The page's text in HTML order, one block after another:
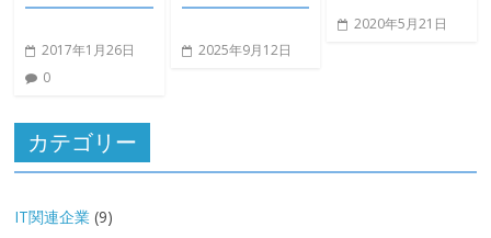
2017年1月26日
0
2025年9月12日
2020年5月21日
カテゴリー
IT関連企業 (9)